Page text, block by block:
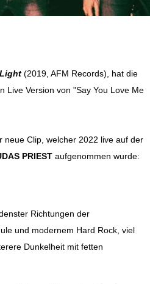
(2019, AFM Records), hat die
Live Version von "Say You Love Me
neue Clip, welcher 2022 live auf der
PRIEST aufgenommen wurde:
Richtungen der
und modernem Hard Rock, viel
Dunkelheit mit fetten